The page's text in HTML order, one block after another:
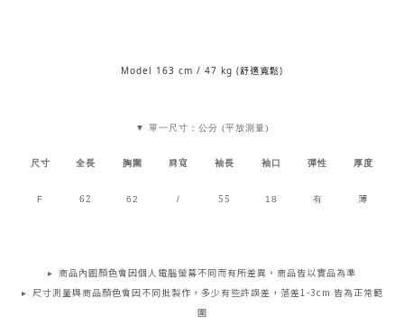
Model 163 cm / 47 kg (舒適寬鬆)
▼ 單一尺寸：公分 (平放測量)
尺寸 全長 胸圍 肩寬 袖長 袖口 彈性 厚度
F 62 62 / 55 18 有 薄
▸ 商品內圖顏色會因個人電腦螢幕不同而有所差異，商品皆以實品為準
▸ 尺寸測量與商品顏色會因不同批製作，多少有些許誤差，落差1-3cm 皆為正常範
圍